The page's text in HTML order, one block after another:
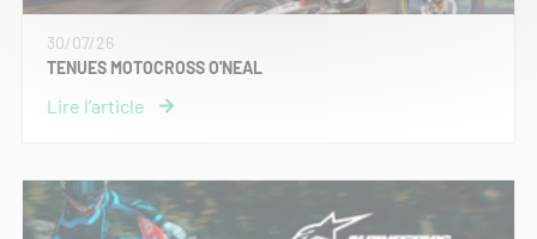
30/07/26
TENUES MOTOCROSS O'NEAL